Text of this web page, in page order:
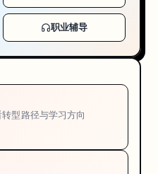
职业辅导
型路径与学习方向